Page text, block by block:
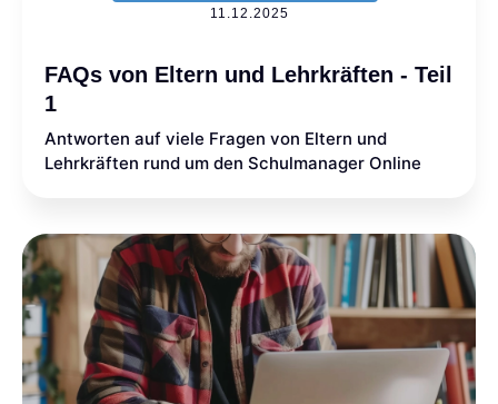
11.12.2025
FAQs von Eltern und Lehrkräften - Teil
1
Antworten auf viele Fragen von Eltern und
Lehrkräften rund um den Schulmanager Online